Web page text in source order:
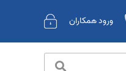
ورود همکاران